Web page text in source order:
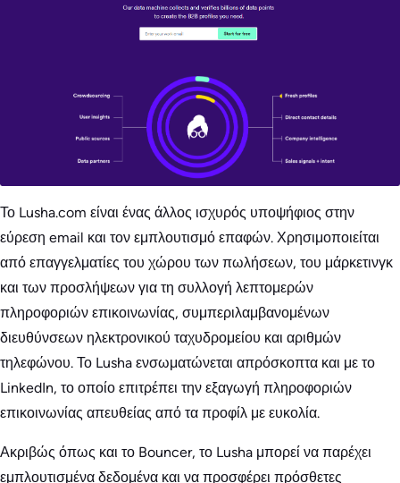
Το Lusha.com είναι ένας άλλος ισχυρός υποψήφιος στην
εύρεση email και τον εμπλουτισμό επαφών. Χρησιμοποιείται
από επαγγελματίες του χώρου των πωλήσεων, του μάρκετινγκ
και των προσλήψεων για τη συλλογή λεπτομερών
πληροφοριών επικοινωνίας, συμπεριλαμβανομένων
διευθύνσεων ηλεκτρονικού ταχυδρομείου και αριθμών
τηλεφώνου. Το Lusha ενσωματώνεται απρόσκοπτα και με το
LinkedIn, το οποίο επιτρέπει την εξαγωγή πληροφοριών
επικοινωνίας απευθείας από τα προφίλ με ευκολία.
Ακριβώς όπως και το Bouncer, το Lusha μπορεί να παρέχει
εμπλουτισμένα δεδομένα και να προσφέρει πρόσθετες